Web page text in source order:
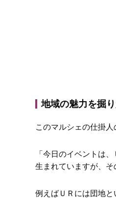
地域の魅力を掘
このマルシェの仕掛
「今日のイベントは
生まれていますが、そ
例えばＵＲには団地